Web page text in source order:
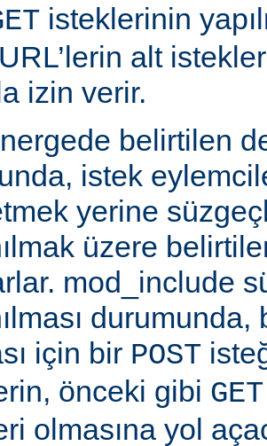
isteklerinin
alt
izin verir.
belirtilen
istek
yerine
üzere
mod_include
için bir POST
önceki gibi GET
olmasına yol